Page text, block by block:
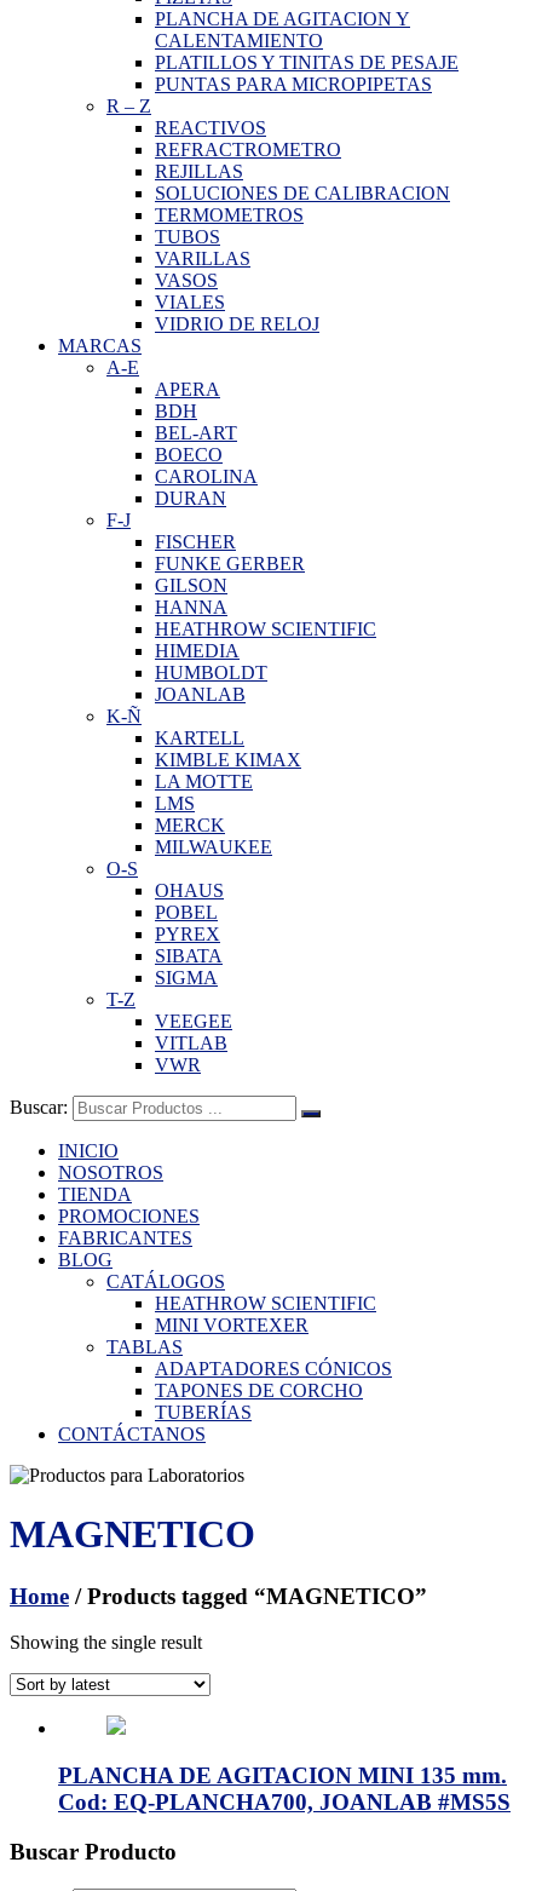
PLANCHA DE AGITACION Y
CALENTAMIENTO
PLATILLOS Y TINITAS DE PESAJE
PUNTAS PARA MICROPIPETAS
R – Z
REACTIVOS
REFRACTROMETRO
REJILLAS
SOLUCIONES DE CALIBRACION
TERMOMETROS
TUBOS
VARILLAS
VASOS
VIALES
VIDRIO DE RELOJ
MARCAS
A-E
APERA
BDH
BEL-ART
BOECO
CAROLINA
DURAN
F-J
FISCHER
FUNKE GERBER
GILSON
HANNA
HEATHROW SCIENTIFIC
HIMEDIA
HUMBOLDT
JOANLAB
K-Ñ
KARTELL
KIMBLE KIMAX
LA MOTTE
LMS
MERCK
MILWAUKEE
O-S
OHAUS
POBEL
PYREX
SIBATA
SIGMA
T-Z
VEEGEE
VITLAB
VWR
Buscar:
INICIO
NOSOTROS
TIENDA
PROMOCIONES
FABRICANTES
BLOG
CATÁLOGOS
HEATHROW SCIENTIFIC
MINI VORTEXER
TABLAS
ADAPTADORES CÓNICOS
TAPONES DE CORCHO
TUBERÍAS
CONTÁCTANOS
MAGNETICO
Home / Products tagged “MAGNETICO”
Showing the single result
PLANCHA DE AGITACION MINI 135 mm.
Cod: EQ-PLANCHA700, JOANLAB #MS5S
Buscar Producto